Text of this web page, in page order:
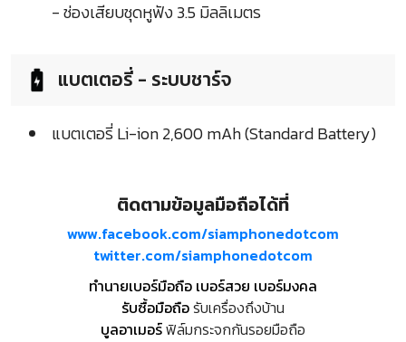
- ช่องเสียบชุดหูฟัง 3.5 มิลลิเมตร
แบตเตอรี่ - ระบบชาร์จ
แบตเตอรี่ Li-ion 2,600 mAh (Standard Battery)
ติดตามข้อมูลมือถือได้ที่
www.facebook.com/siamphonedotcom
twitter.com/siamphonedotcom
ทำนายเบอร์มือถือ เบอร์สวย เบอร์มงคล
รับซื้อมือถือรับเครื่องถึงบ้าน
บูลอาเมอร์ฟิล์มกระจกกันรอยมือถือ